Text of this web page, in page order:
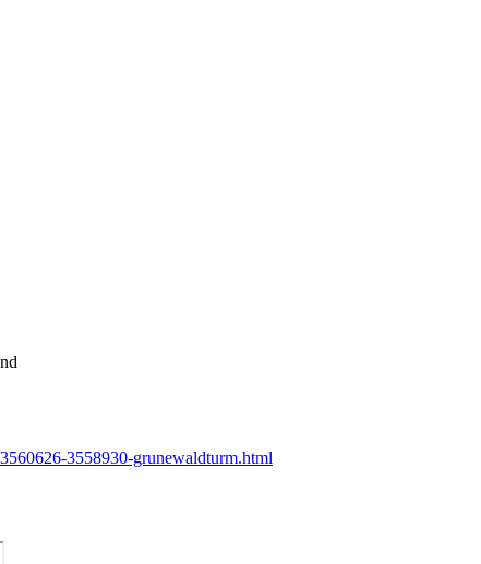
3558930-grunewaldturm.html